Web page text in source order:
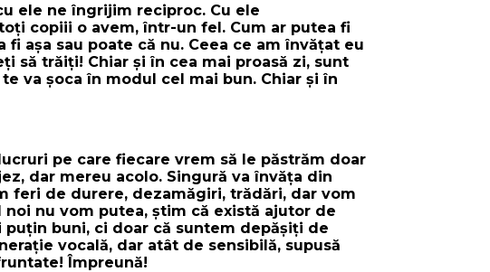
ele ne îngrijim reciproc. Cu ele
copiii o avem, într-un fel. Cum ar putea fi
aşa sau poate că nu. Ceea ce am învăţat eu
să trăiţi! Chiar şi în cea mai proasă zi, sunt
va şoca în modul cel mai bun. Chiar şi în
pe care fiecare vrem să le păstrăm doar
dar mereu acolo. Singură va învăţa din
feri de durere, dezamăgiri, trădări, dar vom
nu vom putea, ştim că există ajutor de
buni, ci doar că suntem depăşiţi de
vocală, dar atât de sensibilă, supusă
Împreună!